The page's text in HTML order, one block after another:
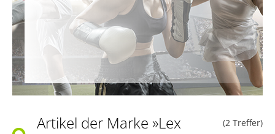
(2 Treffer)
Artikel der Marke »Lex